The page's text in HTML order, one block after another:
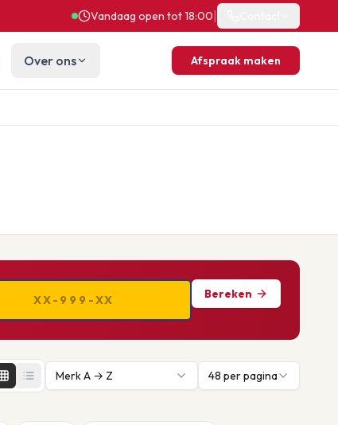
Vandaag open tot 18:00
Over ons Afspraak maken
Bereken
Merk A → Z 48 per pagina